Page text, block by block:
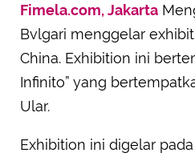
Fimela.com, Jakarta
Bvlgari menggelar
China. Exhibition ini
Infinito” yang
Ular.
Exhibition ini digelar